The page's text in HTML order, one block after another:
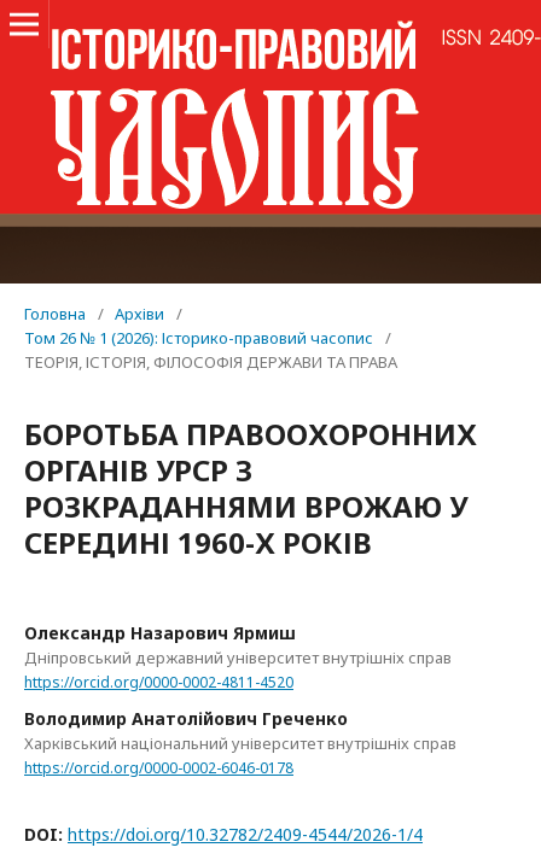
Головна / Архіви
/
Том 26 № 1 (2026): Історико-правовий часопис
/
ТЕОРІЯ, ІСТОРІЯ, ФІЛОСОФІЯ ДЕРЖАВИ ТА ПРАВА
БОРОТЬБА ПРАВООХОРОННИХ
ОРГАНІВ УРСР З
РОЗКРАДАННЯМИ ВРОЖАЮ У
СЕРЕДИНІ 1960-Х РОКІВ
Олександр Назарович Ярмиш
Дніпровський державний університет внутрішніх справ
https://orcid.org/0000-0002-4811-4520
Володимир Анатолійович Греченко
Харківський національний університет внутрішніх справ
https://orcid.org/0000-0002-6046-0178
DOI: https://doi.org/10.32782/2409-4544/2026-1/4